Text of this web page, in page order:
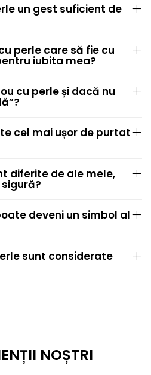
un gest suficient de
perle care să fie cu
iubita mea?
cu perle și dacă nu
cel mai ușor de purtat
diferite de ale mele,
deveni un simbol al
sunt considerate
NOȘTRI